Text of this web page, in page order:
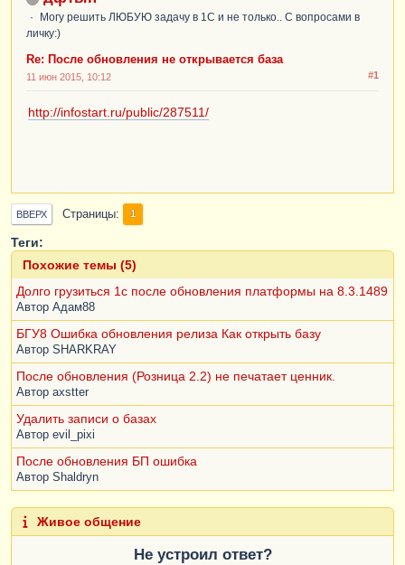
Могу решить ЛЮБУЮ задачу в 1С и не только.. С вопросами в
личку:)
Re: После обновления не открывается база
#1
11 июн 2015, 10:12
http://infostart.ru/public/287511/
ВВЕРХ Страницы 1
Теги:
Похожие темы (5)
Долго грузиться 1с после обновления платформы на 8.3.1489
Автор Адам88
БГУ8 Ошибка обновления релиза Как открыть базу
Автор SHARKRAY
После обновления (Розница 2.2) не печатает ценник.
Автор axstter
Удалить записи о базах
Автор evil_pixi
После обновления БП ошибка
Автор Shaldryn
Живое общение
Не устроил ответ?